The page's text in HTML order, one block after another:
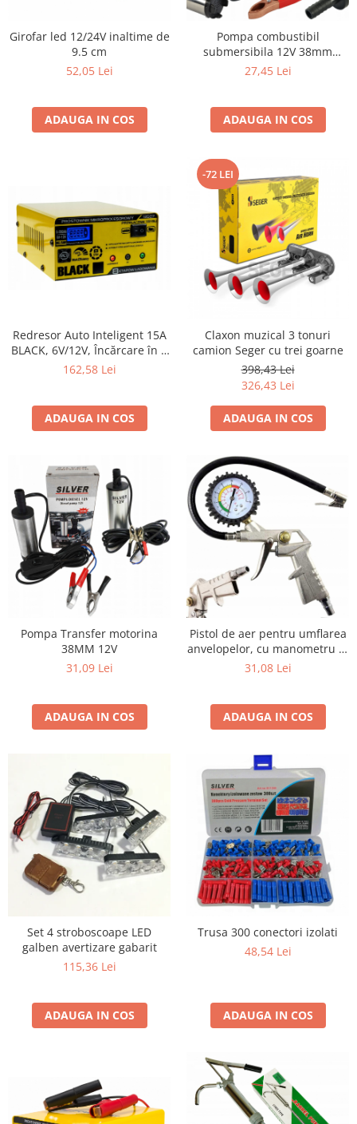
Girofar led 12/24V inaltime de
9.5 cm
52,05 Lei
ADAUGA IN COS
Pompa combustibil
submersibila 12V 38mm
capacitate 12 l/min
27,45 Lei
ADAUGA IN COS
Redresor Auto Inteligent 15A
BLACK, 6V/12V, Încărcare în 8
Pași, Microprocesor MCU
162,58 Lei
ADAUGA IN COS
-72 LEI
Claxon muzical 3 tonuri
camion Seger cu trei goarne
398,43 Lei
326,43 Lei
ADAUGA IN COS
Pompa Transfer motorina
38MM 12V
31,09 Lei
ADAUGA IN COS
Pistol de aer pentru umflarea
anvelopelor, cu manometru 0-
16 bari
31,08 Lei
ADAUGA IN COS
Set 4 stroboscoape LED
galben avertizare gabarit
115,36 Lei
ADAUGA IN COS
Trusa 300 conectori izolati
48,54 Lei
ADAUGA IN COS